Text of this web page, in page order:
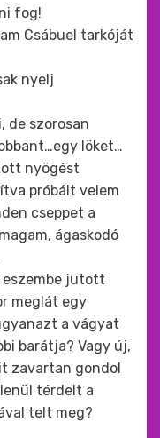
fog!
Csábuel tarkóját
nyelj
de szorosan
löket…
nyögést
próbált velem
cseppet a
ágaskodó
eszembe jutott
meglát egy
a vágyat
barátja? Vagy új,
zavartan gondol
térdelt a
telt meg?